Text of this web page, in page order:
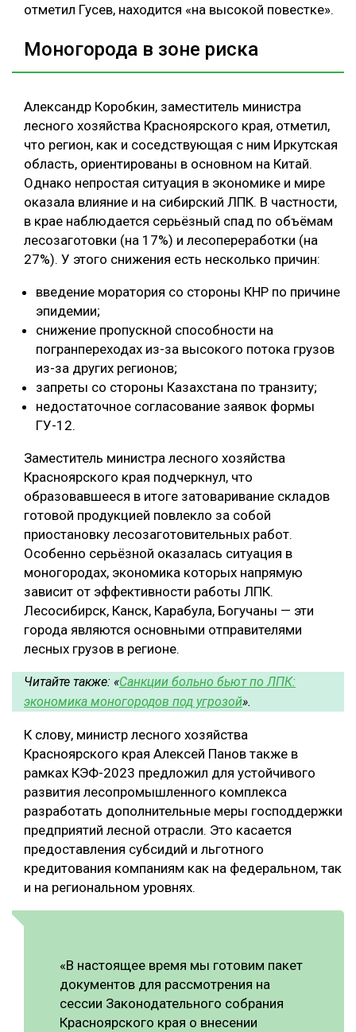
отметил Гусев, находится «на высокой повестке».
Моногорода в зоне риска
Александр Коробкин, заместитель министра
лесного хозяйства Красноярского края, отметил,
что регион, как и соседствующая с ним Иркутская
область, ориентированы в основном на Китай.
Однако непростая ситуация в экономике и мире
оказала влияние и на сибирский ЛПК. В частности,
в крае наблюдается серьёзный спад по объёмам
лесозаготовки (на 17%) и лесопереработки (на
27%). У этого снижения есть несколько причин:
введение моратория со стороны КНР по причине
эпидемии;
снижение пропускной способности на
погранпереходах из-за высокого потока грузов
из-за других регионов;
запреты со стороны Казахстана по транзиту;
недостаточное согласование заявок формы
ГУ-12.
Заместитель министра лесного хозяйства
Красноярского края подчеркнул, что
образовавшееся в итоге затоваривание складов
готовой продукцией повлекло за собой
приостановку лесозаготовительных работ.
Особенно серьёзной оказалась ситуация в
моногородах, экономика которых напрямую
зависит от эффективности работы ЛПК.
Лесосибирск, Канск, Карабула, Богучаны — эти
города являются основными отправителями
лесных грузов в регионе.
Читайте также: «Санкции больно бьют по ЛПК:
экономика моногородов под угрозой».
К слову, министр лесного хозяйства
Красноярского края Алексей Панов также в
рамках КЭФ-2023 предложил для устойчивого
развития лесопромышленного комплекса
разработать дополнительные меры господдержки
предприятий лесной отрасли. Это касается
предоставления субсидий и льготного
кредитования компаниям как на федеральном, так
и на региональном уровнях.
«В настоящее время мы готовим пакет
документов для рассмотрения на
сессии Законодательного собрания
Красноярского края о внесении